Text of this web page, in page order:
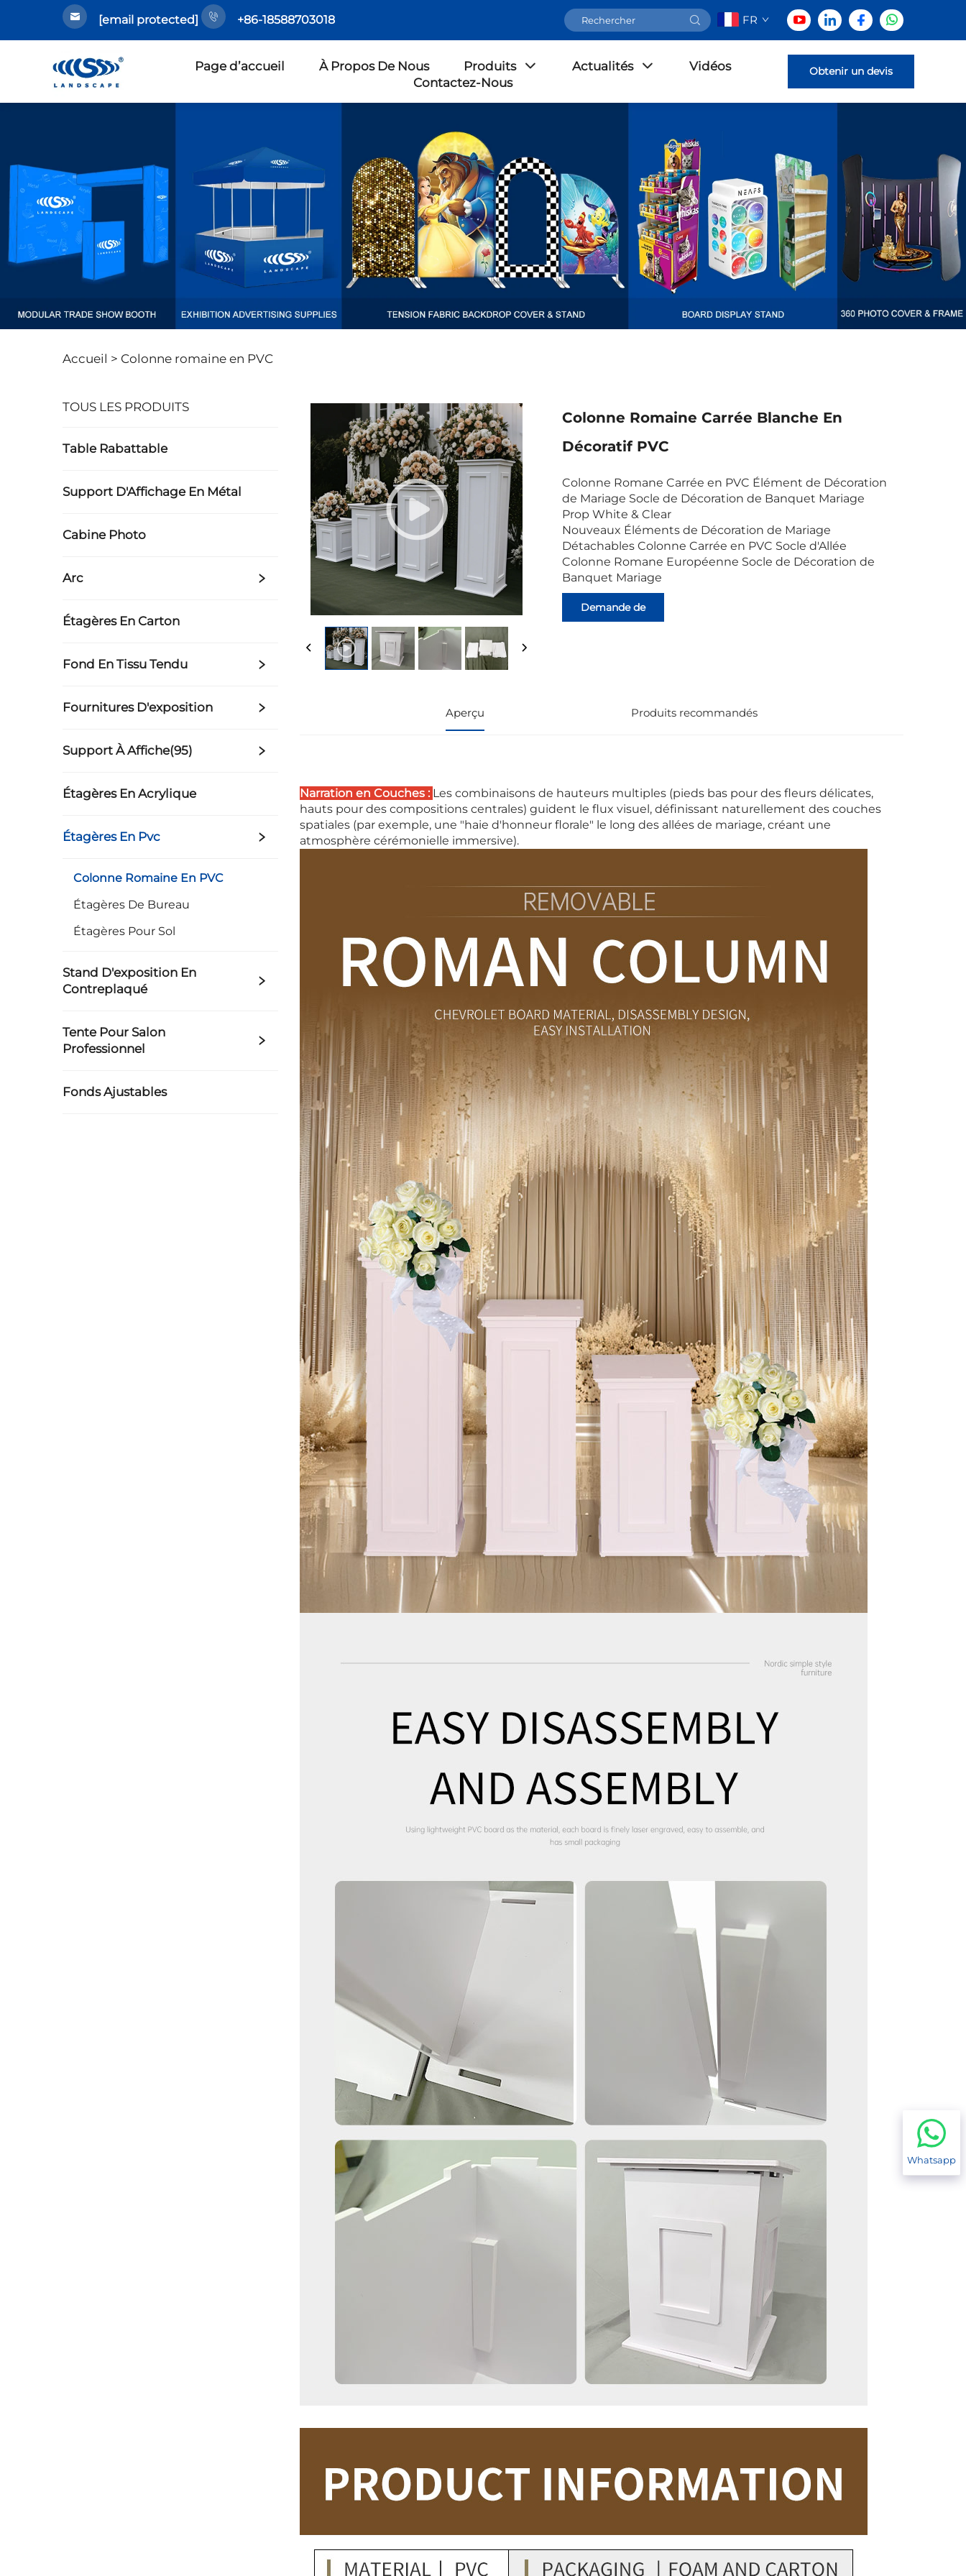
[email protected] +86-18588703018 FR
Page d’accueil À Propos De Nous Produits Actualités
Vidéos
Contactez-Nous
Obtenir un devis
Accueil > Colonne romaine en PVC
TOUS LES PRODUITS
Table Rabattable
Support D'Affichage En Métal
Cabine Photo
Arc
Étagères En Carton
Fond En Tissu Tendu
Fournitures D'exposition
Support À Affiche(95)
Étagères En Acrylique
Étagères En Pvc
Colonne Romaine En PVC
Étagères De Bureau
Étagères Pour Sol
Stand D'exposition En
Contreplaqué
Tente Pour Salon
Professionnel
Fonds Ajustables
Colonne Romaine Carrée Blanche En
Décoratif PVC
Colonne Romane Carrée en PVC Élément de Décoration
de Mariage Socle de Décoration de Banquet Mariage
Prop White & Clear
Nouveaux Éléments de Décoration de Mariage
Détachables Colonne Carrée en PVC Socle d'Allée
Colonne Romane Européenne Socle de Décoration de
Banquet Mariage
Demande de
Aperçu Produits recommandés
Narration en Couches : Les combinaisons de hauteurs multiples (pieds bas pour des fleurs délicates,
hauts pour des compositions centrales) guident le flux visuel, définissant naturellement des couches
spatiales (par exemple, une "haie d'honneur florale" le long des allées de mariage, créant une
atmosphère cérémonielle immersive).
Whatsapp